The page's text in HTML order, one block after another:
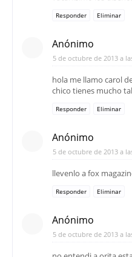
Responder Eliminar
Anónimo
5 de octubre de 2013 a
hola me llamo carol
chico tienes mucho
Responder Eliminar
Anónimo
5 de octubre de 2013 a
llevenlo a fox
Responder Eliminar
Anónimo
5 de octubre de 2013 a